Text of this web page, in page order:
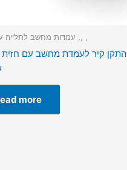
עמדות מחשב לתלייה על הקיר ,, ,
התקן קיר לעמדת מחשב עם חזית
more